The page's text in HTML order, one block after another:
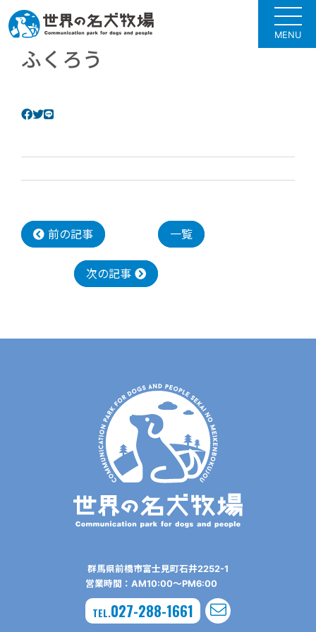
MENU
ふくろう
前の記事 一覧
次の記事
群⾺県前橋市富⼠⾒町⽯井2252-1
営業時間：AM10:00〜PM6:00
TEL.027-288-1661